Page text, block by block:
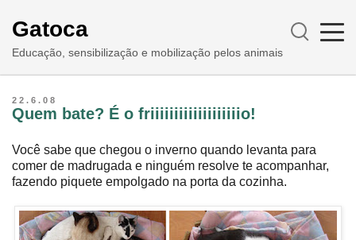
Gatoca
Educação, sensibilização e mobilização pelos animais
22.6.08
Quem bate? É o friiiiiiiiiiiiiiiiiiio!
Você sabe que chegou o inverno quando levanta para
comer de madrugada e ninguém resolve te acompanhar,
fazendo piquete empolgado na porta da cozinha.